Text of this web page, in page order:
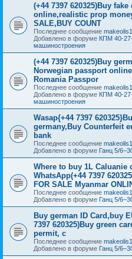
(+44 7397 620325)Buy
online,realistic prop
SALE,BUY COUNT
Последнее сообщение
Добавлено в форуме КПМ 40-
машиностроения
(+44 7397 620325)Buy
Norwegian passport
Romania Passpor
Последнее сообщение
Добавлено в форуме КПМ 40-
машиностроения
Wasap{+44 7397
germany,Buy Counterfeit
bank
Последнее сообщение
Добавлено в форуме Ганц 5/
Where to buy 1L
WhatsApp(+44 7397
FOR SALE Myanmar
Последнее сообщение
Добавлено в форуме Ганц 5/
Buy german ID Card,buy
7397 620325)Buy green
permit, c
Последнее сообщение
Добавлено в форуме Ганц 5/